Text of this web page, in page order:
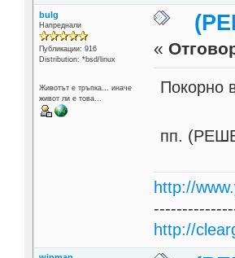
bulg
Напреднали
Публикации: 916
Distribution: *bsd/linux
Животът е тръпка... иначе
живот ли е това...
«
Покорно
пп.
http://
http://